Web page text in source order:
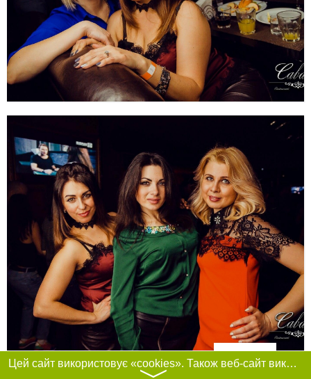
Фільтри
Цей сайт використовує «cookies». Також веб-сайт використовує інтернет-сервіс для збору технічних даних стосовно відвідувачів з метою отримання маркетингової та статистичної інформації. Умови обробки даних відвідувачів сайту див.
〉